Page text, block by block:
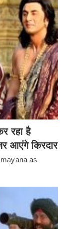
रहा है
आएंगे किरदार
as